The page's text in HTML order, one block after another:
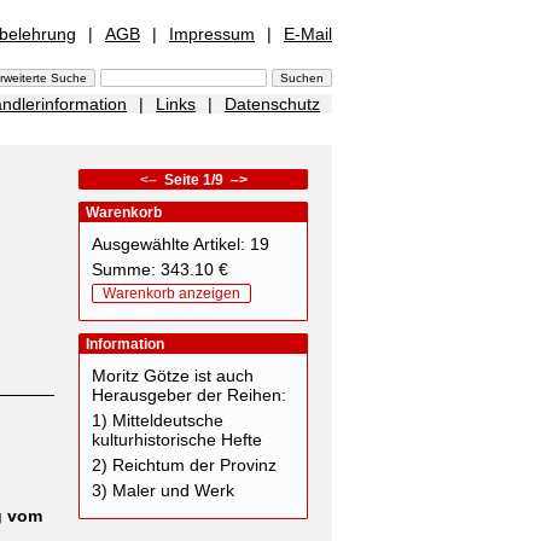
| AGB | Impressum | E-Mail
| Links |
Datenschutz
vom
<– Seite 1/9–>
Warenkorb
Ausgewählte Artikel: 19
Summe: 343.10 €
Warenkorb anzeigen
Information
Moritz Götze ist auch
Herausgeber der Reihen:
1) Mitteldeutsche
kulturhistorische Hefte
2) Reichtum der Provinz
3) Maler und Werk